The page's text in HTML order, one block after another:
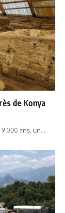
de Konya
000 ans, un…